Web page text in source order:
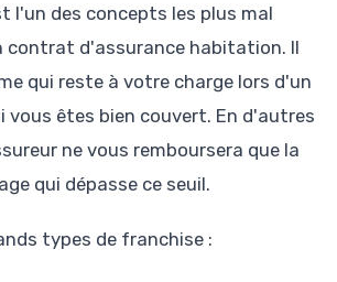
l'un des concepts les plus mal
contrat d'assurance habitation. Il
qui reste à votre charge lors d'un
vous êtes bien couvert. En d'autres
ne vous remboursera que la
qui dépasse ce seuil.
types de franchise :